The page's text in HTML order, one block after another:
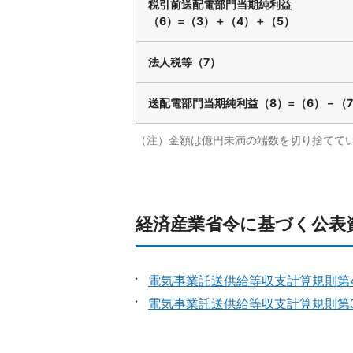
税引前送配電部門当期純利益
（6）=（3）＋（4）＋（5）
法人税等（7）
送配電部門当期純利益（8）=（6）－（
（注）金額は億円未満の端数を切り捨てて
経済産業省令に基づく公表
電気事業託送供給等収支計算規則
電気事業託送供給等収支計算規則